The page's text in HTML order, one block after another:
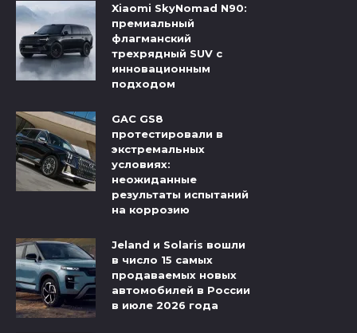
Xiaomi SkyNomad N90:
премиальный
флагманский
трехрядный SUV с
инновационным
подходом
GAC GS8
протестировали в
экстремальных
условиях:
неожиданные
результаты испытаний
на коррозию
Jeland и Solaris вошли
в число 15 самых
продаваемых новых
автомобилей в России
в июле 2026 года